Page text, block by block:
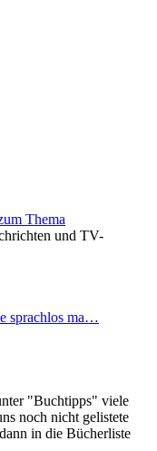
Thema
und TV-
sprachlos ma…
"Buchtipps" viele
noch nicht gelistete
in die Bücherliste